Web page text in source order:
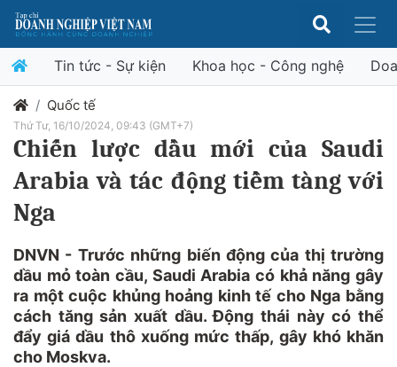
Tin tức - Sự kiện Khoa học - Công nghệ
Quốc tế
Thứ Tư, 16/10/2024, 09:43 (GMT+7)
Chiến lược dầu mới của Saudi
Arabia và tác động tiềm tàng với
Nga
DNVN - Trước những biến động của thị trường
dầu mỏ toàn cầu, Saudi Arabia có khả năng gây
ra một cuộc khủng hoảng kinh tế cho Nga bằng
cách tăng sản xuất dầu. Động thái này có thể
đẩy giá dầu thô xuống mức thấp, gây khó khăn
cho Moskva.